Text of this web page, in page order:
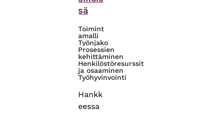
sä
Toimint
amalli
Työnjako
Prosessien
kehittäminen
Henkilöstöresurssit
ja osaaminen
Työhyvinvointi
Hankk
eessa